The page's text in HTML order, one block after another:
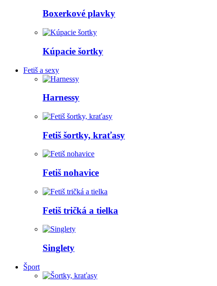
Boxerkové plavky
Kúpacie šortky
Fetiš a sexy
Harnessy
Fetiš šortky, kraťasy
Fetiš nohavice
Fetiš tričká a tielka
Singlety
Šport